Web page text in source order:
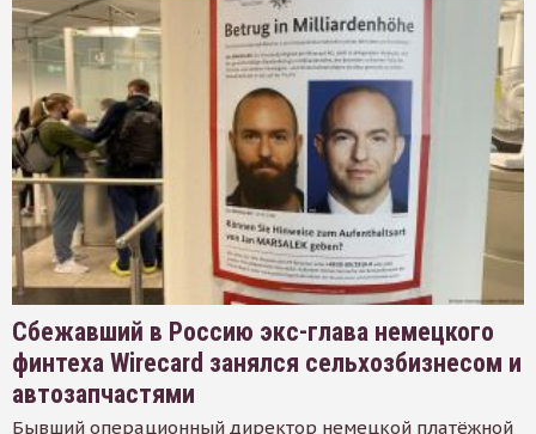
Сбежавший в Россию экс-глава немецкого
финтеха Wirecard занялся сельхозбизнесом и
автозапчастями
Бывший операционный директор немецкой платёжной